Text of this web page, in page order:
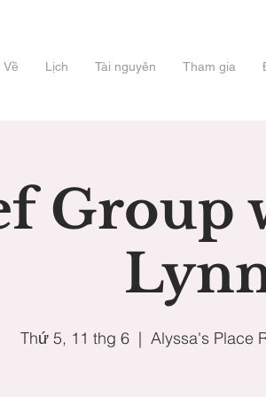
Về Lịch Tài nguyên Tham gia
Group
Thứ 5, 11 thg 6
  |
Alyssa's Place